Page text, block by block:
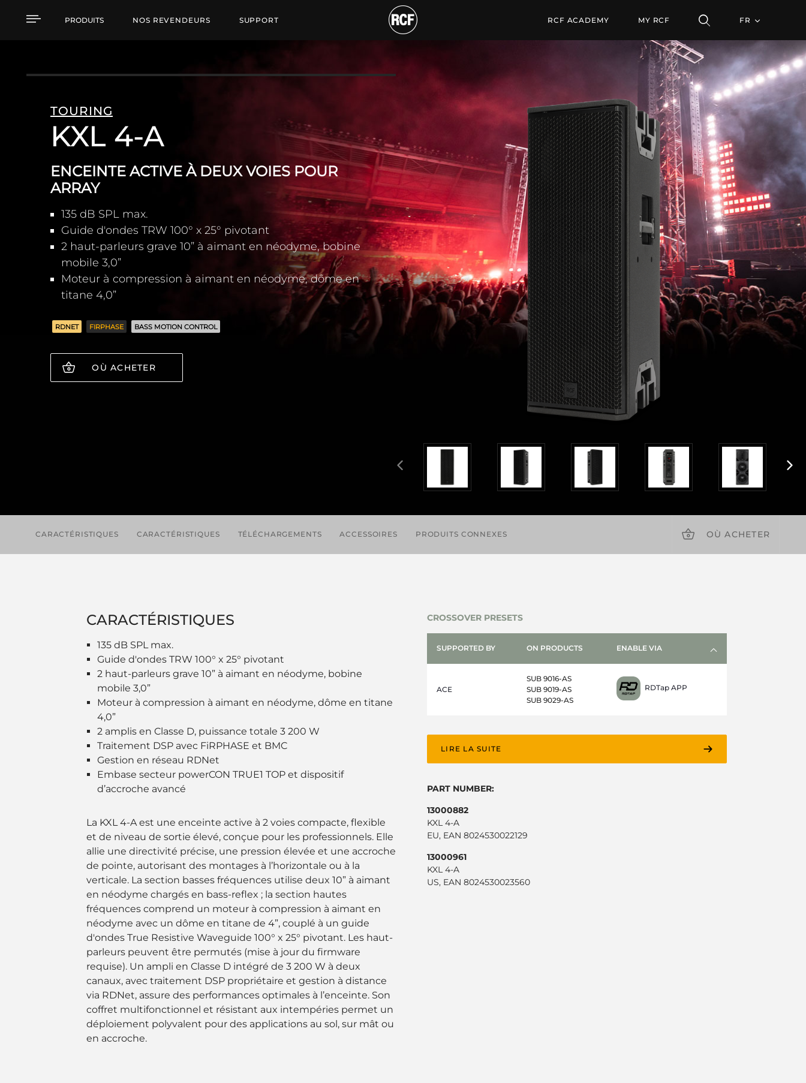
KXL 4-A ENCEINTE ACTIVE À DEUX VOIES POUR ARRAY
PRODUITS NOS REVENDEURS SUPPORT RCF ACADEMY MY RCF FR
TOURING
KXL 4-A
ENCEINTE ACTIVE À DEUX VOIES POUR
ARRAY
135 dB SPL max.
Guide d'ondes TRW 100° x 25° pivotant
2 haut-parleurs grave 10” à aimant en néodyme, bobine
mobile 3,0”
Moteur à compression à aimant en néodyme, dôme en
titane 4,0”
RDNET FIRPHASE BASS MOTION CONTROL
OÙ ACHETER
CARACTÉRISTIQUES CARACTÉRISTIQUES TÉLÉCHARGEMENTS ACCESSOIRES PRODUITS CONNEXES OÙ ACHETER
CARACTÉRISTIQUES
135 dB SPL max.
Guide d'ondes TRW 100° x 25° pivotant
2 haut-parleurs grave 10” à aimant en néodyme, bobine
mobile 3,0”
Moteur à compression à aimant en néodyme, dôme en titane
4,0”
2 amplis en Classe D, puissance totale 3 200 W
Traitement DSP avec FiRPHASE et BMC
Gestion en réseau RDNet
Embase secteur powerCON TRUE1 TOP et dispositif
d’accroche avancé
La KXL 4-A est une enceinte active à 2 voies compacte, flexible
et de niveau de sortie élevé, conçue pour les professionnels. Elle
allie une directivité précise, une pression élevée et une accroche
de pointe, autorisant des montages à l’horizontale ou à la
verticale. La section basses fréquences utilise deux 10” à aimant
en néodyme chargés en bass-reflex ; la section hautes
fréquences comprend un moteur à compression à aimant en
néodyme avec un dôme en titane de 4”, couplé à un guide
d'ondes True Resistive Waveguide 100° x 25° pivotant. Les haut-
parleurs peuvent être permutés (mise à jour du firmware
requise). Un ampli en Classe D intégré de 3 200 W à deux
canaux, avec traitement DSP propriétaire et gestion à distance
via RDNet, assure des performances optimales à l’enceinte. Son
coffret multifonctionnel et résistant aux intempéries permet un
déploiement polyvalent pour des applications au sol, sur mât ou
en accroche.
CROSSOVER PRESETS
SUPPORTED BY ON PRODUCTS ENABLE VIA
ACE
SUB 9016-AS
SUB 9019-AS
SUB 9029-AS
RDTap APP
LIRE LA SUITE
PART NUMBER:
13000882
KXL 4-A
EU, EAN 8024530022129
13000961
KXL 4-A
US, EAN 8024530023560